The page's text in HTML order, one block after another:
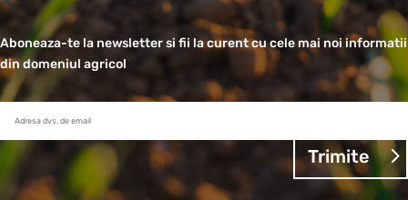
Aboneaza-te la newsletter si fii la curent cu cele mai noi informatii
din domeniul agricol
Trimite